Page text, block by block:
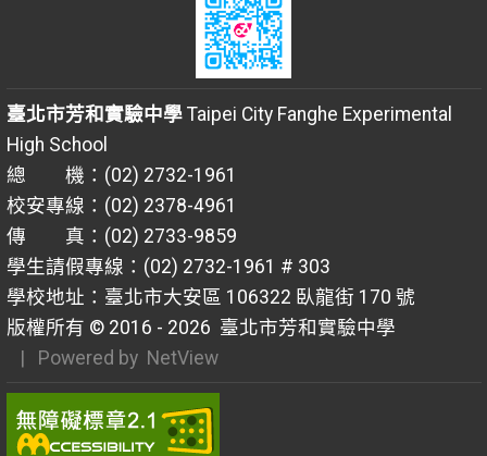
臺北市芳和實驗中學Taipei City Fanghe Experimental
High School
總 機：(02) 2732-1961
校安專線：(02) 2378-4961
傳 真：(02) 2733-9859
學生請假專線：(02) 2732-1961 # 303
學校地址：臺北市大安區 106322 臥龍街 170 號
版權所有 © 2016 - 2026 臺北市芳和實驗中學
| Powered by NetView